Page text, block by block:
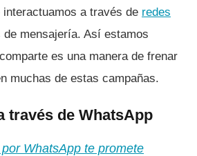
a través de redes
mensajerí­a. Así­ estamos
es una manera de frenar
muchas de estas campañas.
través de WhatsApp
WhatsApp te promete